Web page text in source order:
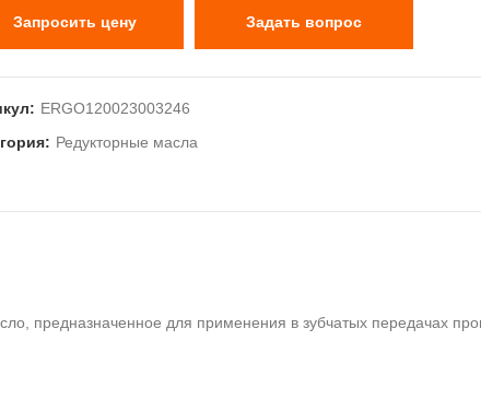
Запросить цену Задать вопрос
ERGO120023003246
Редукторные масла
предназначенное для применения в зубчатых передачах